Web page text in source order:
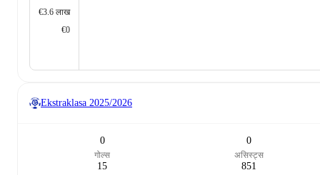
€3.6 लाख
€0
Ekstraklasa 2025/2026
0
गोल्स
0
असिस्ट्स
15 851